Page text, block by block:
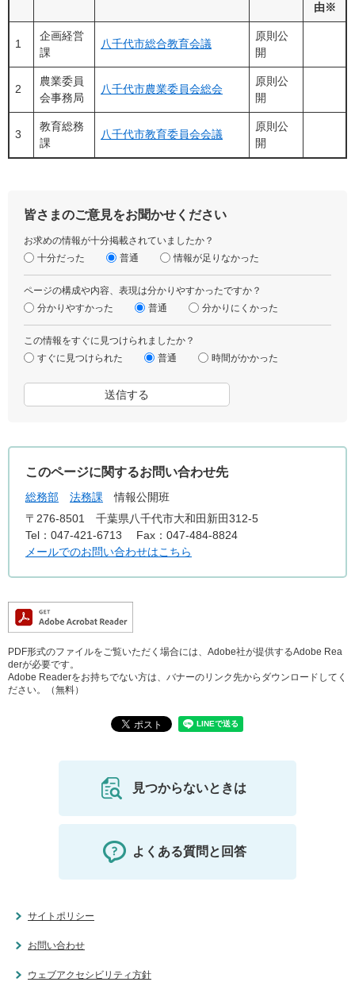
由※
1
企画経営
課
八千代市総合教育会議
原則公
開
2
農業委員
会事務局
八千代市農業委員会総会
原則公
開
3
教育総務
課
八千代市教育委員会会議
原則公
開
皆さまのご意見をお聞かせください
お求めの情報が十分掲載されていましたか？
十分だった
普通 情報が足りなかった
ページの構成や内容、表現は分かりやすかったですか？
分かりやすかった
普通 分かりにくかった
この情報をすぐに見つけられましたか？
すぐに見つけられた
普通 時間がかかった
このページに関するお問い合わせ先
総務部 法務課
情報公開班
〒276-8501
千葉県八千代市大和田新田312-5
Tel：047-421-6713
Fax：047-484-8824
メールでのお問い合わせはこちら
PDF形式のファイルをご覧いただく場合には、Adobe社が提供するAdobe Rea
derが必要です。
Adobe Readerをお持ちでない方は、バナーのリンク先からダウンロードしてく
ださい。（無料）
見つからないときは
よくある質問と回答
サイトポリシー
お問い合わせ
ウェブアクセシビリティ方針